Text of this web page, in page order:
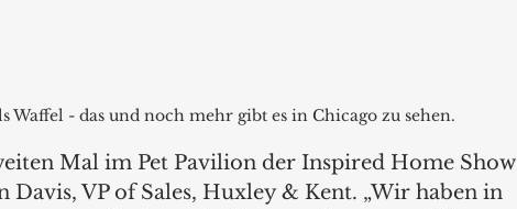
Waffel - das und noch mehr gibt es in Chicago zu sehen.
Mal im Pet Pavilion der Inspired Home Show
Davis, VP of Sales, Huxley & Kent. „Wir haben in